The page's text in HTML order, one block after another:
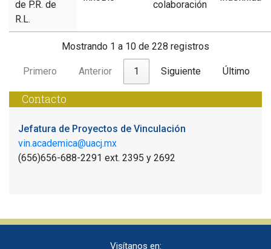
de P.R. de
R.L.
colaboración
Mostrando 1 a 10 de 228 registros
Primero Anterior 1 Siguiente Último
Contacto
Jefatura de Proyectos de Vinculación
vin.academica@uacj.mx
(656)656-688-2291 ext. 2395 y 2692
Visítanos en: